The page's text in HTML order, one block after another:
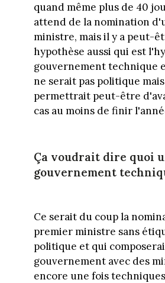
quand même plus de 40
attend de la nomination
ministre, mais il y a peut-
hypothèse aussi qui est
gouvernement technique
ne serait pas politique
permettrait peut-être
cas au moins de finir
Ça voudrait dire quoi
gouvernement
Ce serait du coup la
premier ministre sans
politique et qui
gouvernement avec des
encore une fois